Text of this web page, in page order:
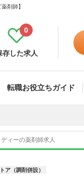
剤師】
存した求人
0
転職お役立ちガイド
ィーの薬剤師求人
ア（調剤併設）